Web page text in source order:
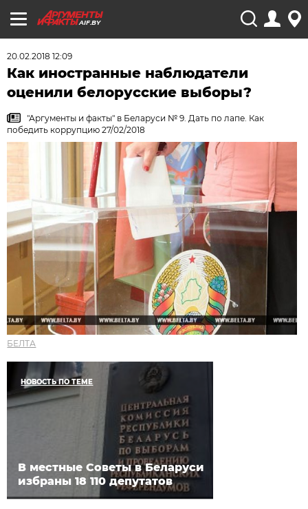
AIF.BY
20.02.2018 12:09
Как иностранные наблюдатели
оценили белорусские выборы?
"Аргументы и факты" в Беларуси № 9. Дать по лапе. Как
победить коррупцию 27/02/2018
БЕЛТА
НОВОСТЬ ПО ТЕМЕ
В местные Советы в Беларуси
избраны 18 110 депутатов